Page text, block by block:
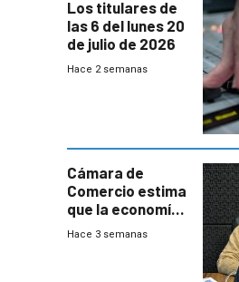
Los titulares de
las 6 del lunes 20
de julio de 2026
Hace 2 semanas
Cámara de
Comercio estima
que la economía
crecerá 1,6%
Hace 3 semanas